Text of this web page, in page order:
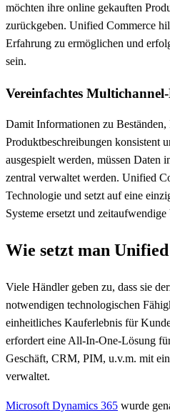
möchten ihre online gekauften
zurückgeben. Unified Commerce
Erfahrung zu ermöglichen und
sein.
Vereinfachtes
Damit Informationen zu
Produktbeschreibungen konsistent
ausgespielt werden, müssen Daten
zentral verwaltet werden. Unified
Technologie und setzt auf eine
Systeme ersetzt und
Wie setzt man
Viele Händler geben zu, dass sie
notwendigen technologischen
einheitliches Kauferlebnis für
erfordert eine All-In-One-Lösung
Geschäft, CRM, PIM, u.v.m. mit
verwaltet.
Microsoft Dynamics 365 wurde